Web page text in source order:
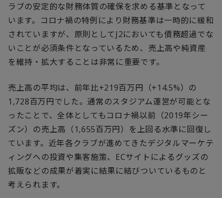
ラブの安定的な財務体質の確保を求める基準となって
います。コロナ禍の特例により財務基準は一時的に緩和
されていますが、原則としてJ2においても債務超過でな
いことが必須条件となっているため、売上高や純資産
を維持・拡大することは非常に重要です。
売上高の平均は、前年比+219百万円（+14.5%）の
1,728百万円でした。通常のスタジアム運営が可能とな
ったことで、全体としてもコロナ禍以前（2019年シー
ズン）の売上高（1,655百万円）を上回る水準に回復し
ています。近年各クラブが進めてきたデジタルマーケテ
ィングへの投資や集客施策、ECサイトによるグッズの
拡販などの成果が着実に結果に結びついているものと
考えられます。